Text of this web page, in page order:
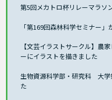
第5回メカトロ杯リレーマラソ
「第169回森林科学セミナー」
【文芸イラストサークル】農
ーにイラストを描きました
生物資源科学部・研究科 大学
た